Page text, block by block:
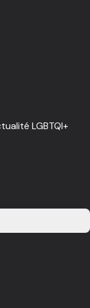
LGBTQI+